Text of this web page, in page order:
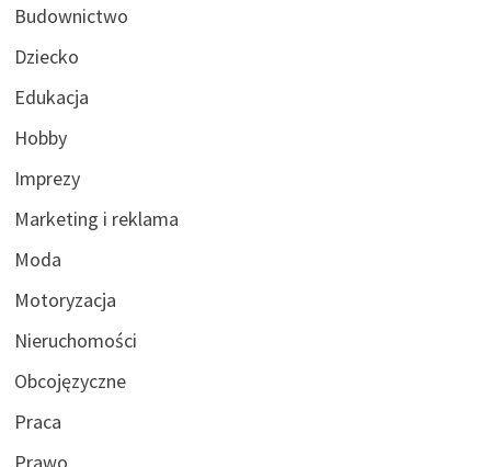
Budownictwo
Dziecko
Edukacja
Hobby
Imprezy
Marketing i reklama
Moda
Motoryzacja
Nieruchomości
Obcojęzyczne
Praca